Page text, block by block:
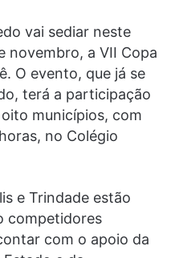
vai sediar neste
novembro, a VII Copa
O evento, que já se
terá a participação
municípios, com
no Colégio
e Trindade estão
competidores
com o apoio da